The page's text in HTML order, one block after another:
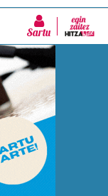
Sartu